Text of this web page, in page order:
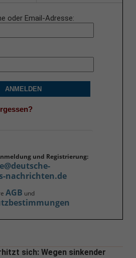
oder Email-Adresse
ANMELDEN
und Registrierung:
nachrichten.de
AGB und
sich: Wegen sinkender